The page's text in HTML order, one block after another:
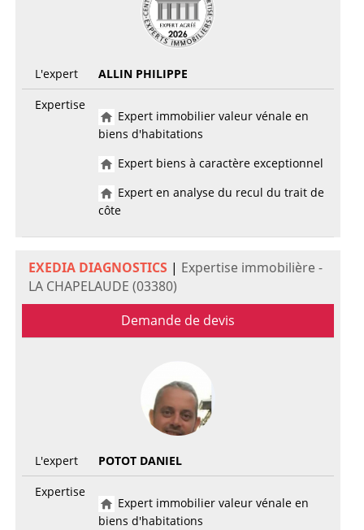
L'expert
ALLIN PHILIPPE
Expertise
Expert immobilier valeur vénale en
biens d'habitations
Expert biens à caractère exceptionnel
Expert en analyse du recul du trait de
côte
EXEDIA DIAGNOSTICS | Expertise immobilière -
LA CHAPELAUDE (03380)
Demande de devis
L'expert
POTOT DANIEL
Expertise
Expert immobilier valeur vénale en
biens d'habitations